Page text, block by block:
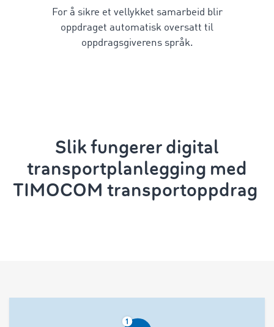
For å sikre et vellykket samarbeid blir
oppdraget automatisk oversatt til
oppdragsgiverens språk.
Slik fungerer digital
transportplanlegging med
TIMOCOM transportoppdrag